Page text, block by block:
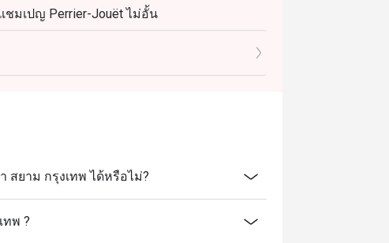
ชมเปญ Perrier-Jouët ไม่อั้น
น แชมเปญ Perrier-Jouët และคาเวียร์
งให้ทราบล่วงหน้า
ค่าเพิ่มและค่าบริการ
สยาม กรุงเทพ ได้หรือไม่?
ทพ ?